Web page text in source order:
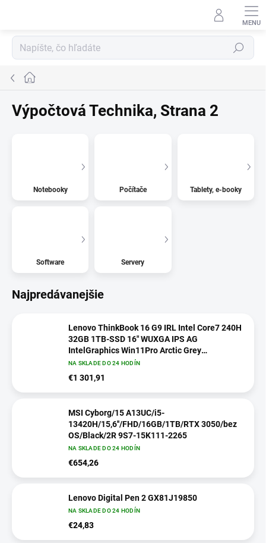
Hľadať
Domov
Výpočtová Technika, Strana 2
Notebooky Počítače Tablety, e-booky
Software Servery
Najpredávanejšie
Lenovo ThinkBook 16 G9 IRL Intel Core7 240H
32GB 1TB-SSD 16" WUXGA IPS AG
IntelGraphics Win11Pro Arctic Grey
21US0082CK
NA SKLADE DO 24 HODÍN
€1 301,91
MSI Cyborg/15 A13UC/i5-
13420H/15,6''/FHD/16GB/1TB/RTX 3050/bez
OS/Black/2R 9S7-15K111-2265
NA SKLADE DO 24 HODÍN
€654,26
Lenovo Digital Pen 2 GX81J19850
NA SKLADE DO 24 HODÍN
€24,83